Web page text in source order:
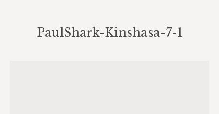
PaulShark-Kinshasa-7-1